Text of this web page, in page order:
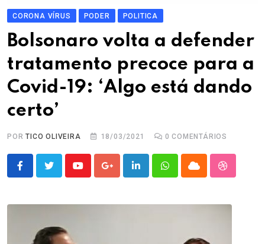
CORONA VÍRUS PODER POLITICA
Bolsonaro volta a defender
tratamento precoce para a
Covid-19: ‘Algo está dando
certo’
PORTICO OLIVEIRA 18/03/2021 0 COMENTÁRIOS
YoutubeGoogle+LinkedInWhatsappCloud